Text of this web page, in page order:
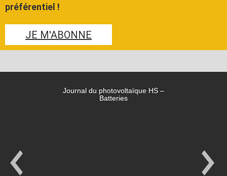
préférentiel !
JE M'ABONNE
Journal du photovoltaïque HS –
Batteries